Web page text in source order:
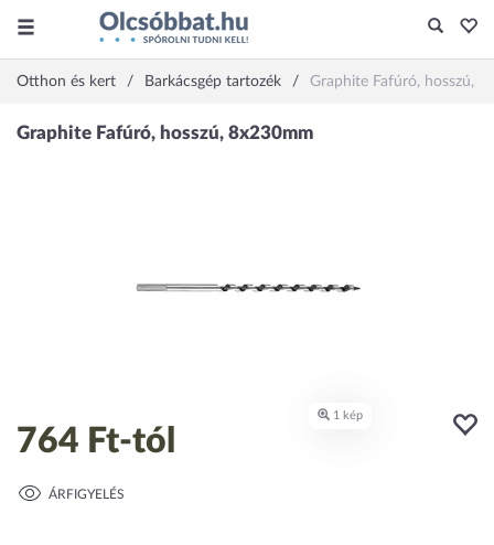
Otthon és kert Barkácsgép tartozék Graphite Fafúró, hosszú,
764 Ft-tól
ÁRFIGYELÉS